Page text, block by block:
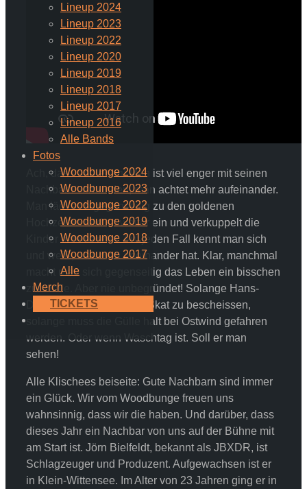
Lineup 2024
Lineup 2023
Lineup 2022
Lineup 2020
Lineup 2019
Lineup 2018
Lineup 2017
Lineup 2016
Alle Bands
Fotos
Woodbunge 2024
Woodbunge 2023
Woodbunge 2022
Woodbunge 2019
Woodbunge 2018
Woodbunge 2017
Alle
Merch
TICKETS
Ach, das Landleben! Man ist viel enger mit seinen
Nachbarn verbunden, man achtet mehr aufeinander.
Man lädt sich gegenseitig zu den goldenen
Hochzeiten und so weiter ein und verkuppelt die
Kinder miteinander. Auf jeden Fall kennt man sich
und weiß, was man aneinander hat. Klar, manchmal
macht man sich gegenseitig das Leben ein bisschen
zur Hölle. Aber nie unbegründet! Solange Hans-
Dieter nicht aufhört beim Skat zu bescheissen,
solange muss die Gülle halt bei Ostwind gefahren
werden. Oder wenn Waschtag ist. Soll er man
sehen!
Alle Klischees beiseite: Gute Nachbarn sind immer
ein Glück. Wir vom Woodbunge freuen uns
wahnsinnig, dass wir die haben. Und darüber, dass
dieses Jahr ein Nachbar von uns auf der Bühne mit
am Start ist. Jörn Bielfeldt, bekannt als JBXDR, ist
Schlagzeuger und Produzent. Aufgewachsen ist er
in Klein-Wittensee. Im Alter von 23 Jahren ging er in